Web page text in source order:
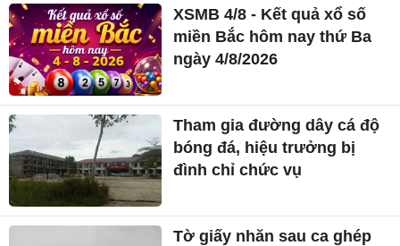
XSMB 4/8 - Kết quả xổ số
miền Bắc hôm nay thứ Ba
ngày 4/8/2026
Tham gia đường dây cá độ
bóng đá, hiệu trưởng bị
đình chỉ chức vụ
Tờ giấy nhăn sau ca ghép